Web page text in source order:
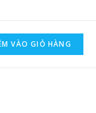
VÀO GIỎ HÀNG